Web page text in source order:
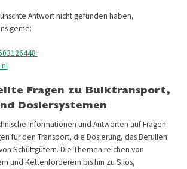
Antwort nicht gefunden haben,
gerne:
Fragen zu Bulk­transport,
Dosiersystemen
Informationen und Antworten auf Fragen
für den Transport, die Dosierung, das Befüllen
Schüttgütern. Die Themen reichen von
und Kettenförderern bis hin zu Silos,